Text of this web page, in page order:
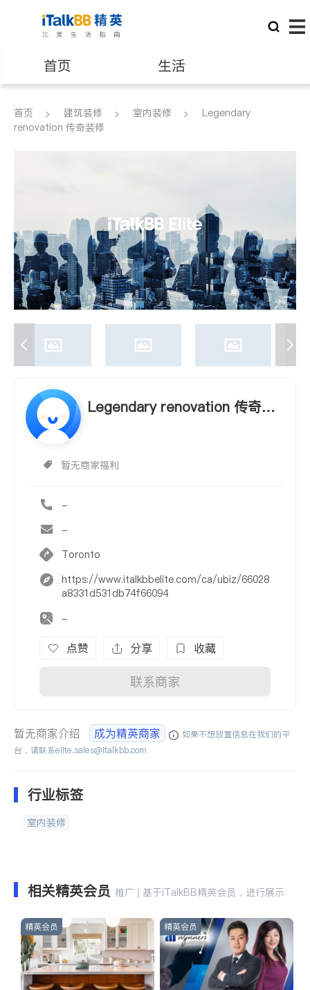
首页 生活
医生 律师
建筑装修
首页 建筑装修 室内装修
Legendary
renovation 传奇装修
Legendary renovation 传奇装
暂无商家福利
-
-
Toronto
https://www.italkbbelite.com/ca/ubiz/66028
a8331d531db74f66094
-
点赞 分享 收藏
联系商家
暂无商家介绍 成为精英商家
如果不想放置信息在我们的平
台，请联系elite.sales@italkbb.com
行业标签
室内装修
相关精英会员 推广 | 基于iTalkBB精英会员，进行展示
精英会员 精英会员